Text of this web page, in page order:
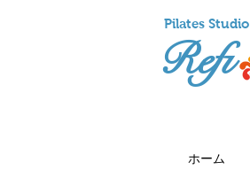
Pilates Studio
Refi
ホーム